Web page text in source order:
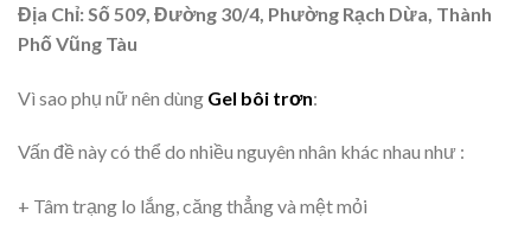
Địa Chỉ: Số 509, Đường 30/4, Phường Rạch Dừa, Thành
Phố Vũng Tàu
Vì sao phụ nữ nên dùng Gel bôi trơn:
Vấn đề này có thể do nhiều nguyên nhân khác nhau như :
+ Tâm trạng lo lắng, căng thẳng và mệt mỏi